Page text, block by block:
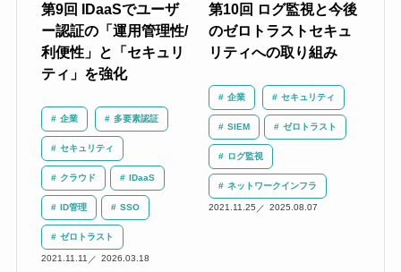
第9回 IDaaSでユーザ
ー認証の「運用管理性/
利便性」と「セキュリ
ティ」を強化
企業 多要素認証
セキュリティ
クラウド IDaaS
ID管理 SSO
ゼロトラスト
2021.11.11 2026.03.18
第10回 ログ監視と今後
のゼロトラストセキュ
リティへの取り組み
企業 セキュリティ
SIEM ゼロトラスト
ログ監視
ネットワークインフラ
2021.11.25 2025.08.07